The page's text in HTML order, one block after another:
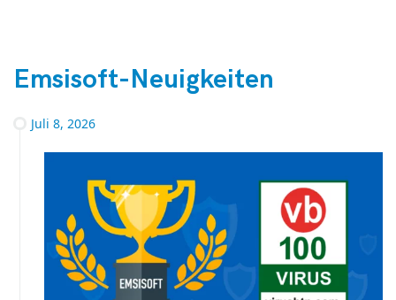
Emsisoft-Neuigkeiten
Juli 8, 2026